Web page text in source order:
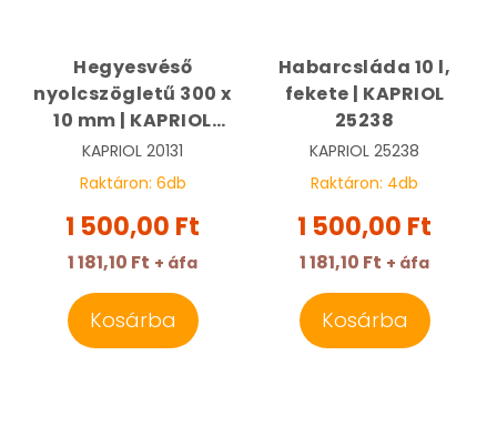
Hegyesvéső
nyolcszögletű 300 x
10 mm | KAPRIOL
20131
KAPRIOL 20131
Raktáron: 6db
1 500,00 Ft
1 181,10 Ft + áfa
Kosárba
Habarcsláda 10 l,
fekete | KAPRIOL
25238
KAPRIOL 25238
Raktáron: 4db
1 500,00 Ft
1 181,10 Ft + áfa
Kosárba